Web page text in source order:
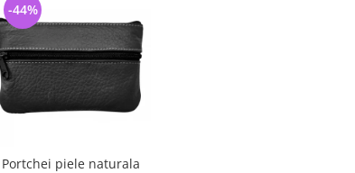
Portchei piele naturala
-44%